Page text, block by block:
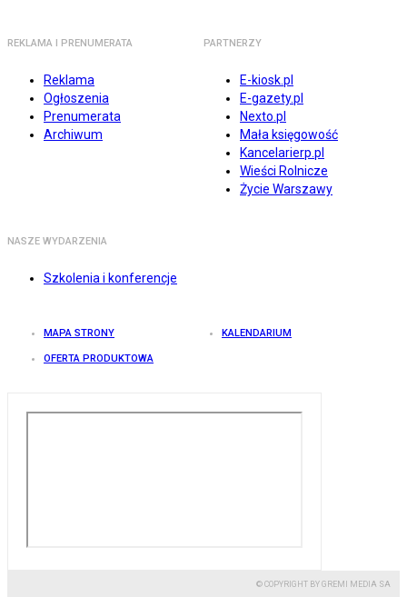
REKLAMA I PRENUMERATA
Reklama
Ogłoszenia
Prenumerata
Archiwum
PARTNERZY
E-kiosk.pl
E-gazety.pl
Nexto.pl
Mała księgowość
Kancelarierp.pl
Wieści Rolnicze
Życie Warszawy
NASZE WYDARZENIA
Szkolenia i konferencje
MAPA STRONY KALENDARIUM
OFERTA PRODUKTOWA
© COPYRIGHT BY GREMI MEDIA SA